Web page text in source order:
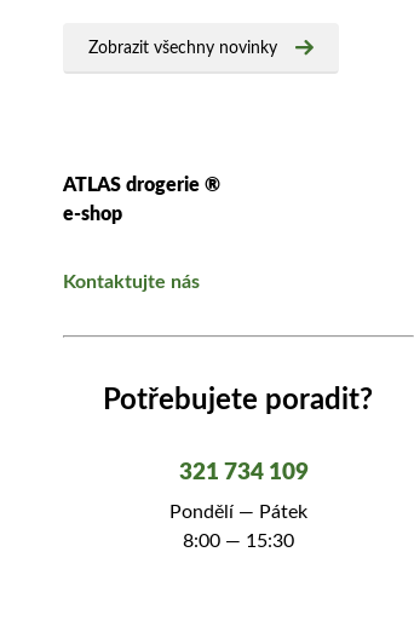
Zobrazit všechny novinky
ATLAS drogerie ®
e-shop
Kontaktujte nás
Potřebujete poradit?
321 734 109
Pondělí — Pátek
8:00 — 15:30